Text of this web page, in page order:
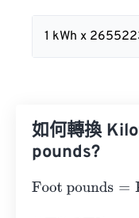
1 kWh x
如何轉換
pounds?
Foot pounds=